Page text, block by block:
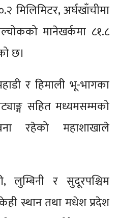
मिलिमिटर, अर्घखाँचीमा
मानेखर्कमा ८१.८
छ।
र हिमाली भू-भागका
सहित मध्यमसम्मको
रहेको महाशाखाले
लुम्बिनी र सुदूरपश्चिम
स्थान तथा मधेश प्रदेश